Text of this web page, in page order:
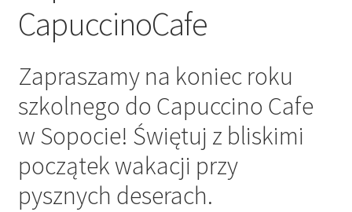
CapuccinoCafe
Zapraszamy na koniec roku
szkolnego do Capuccino Cafe
w Sopocie! Świętuj z bliskimi
początek wakacji przy
pysznych deserach.